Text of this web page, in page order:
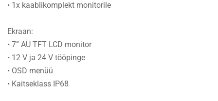
• 1x kaablikomplekt monitorile
Ekraan:
• 7” AU TFT LCD monitor
• 12 V ja 24 V tööpinge
• OSD menüü
• Kaitseklass IP68